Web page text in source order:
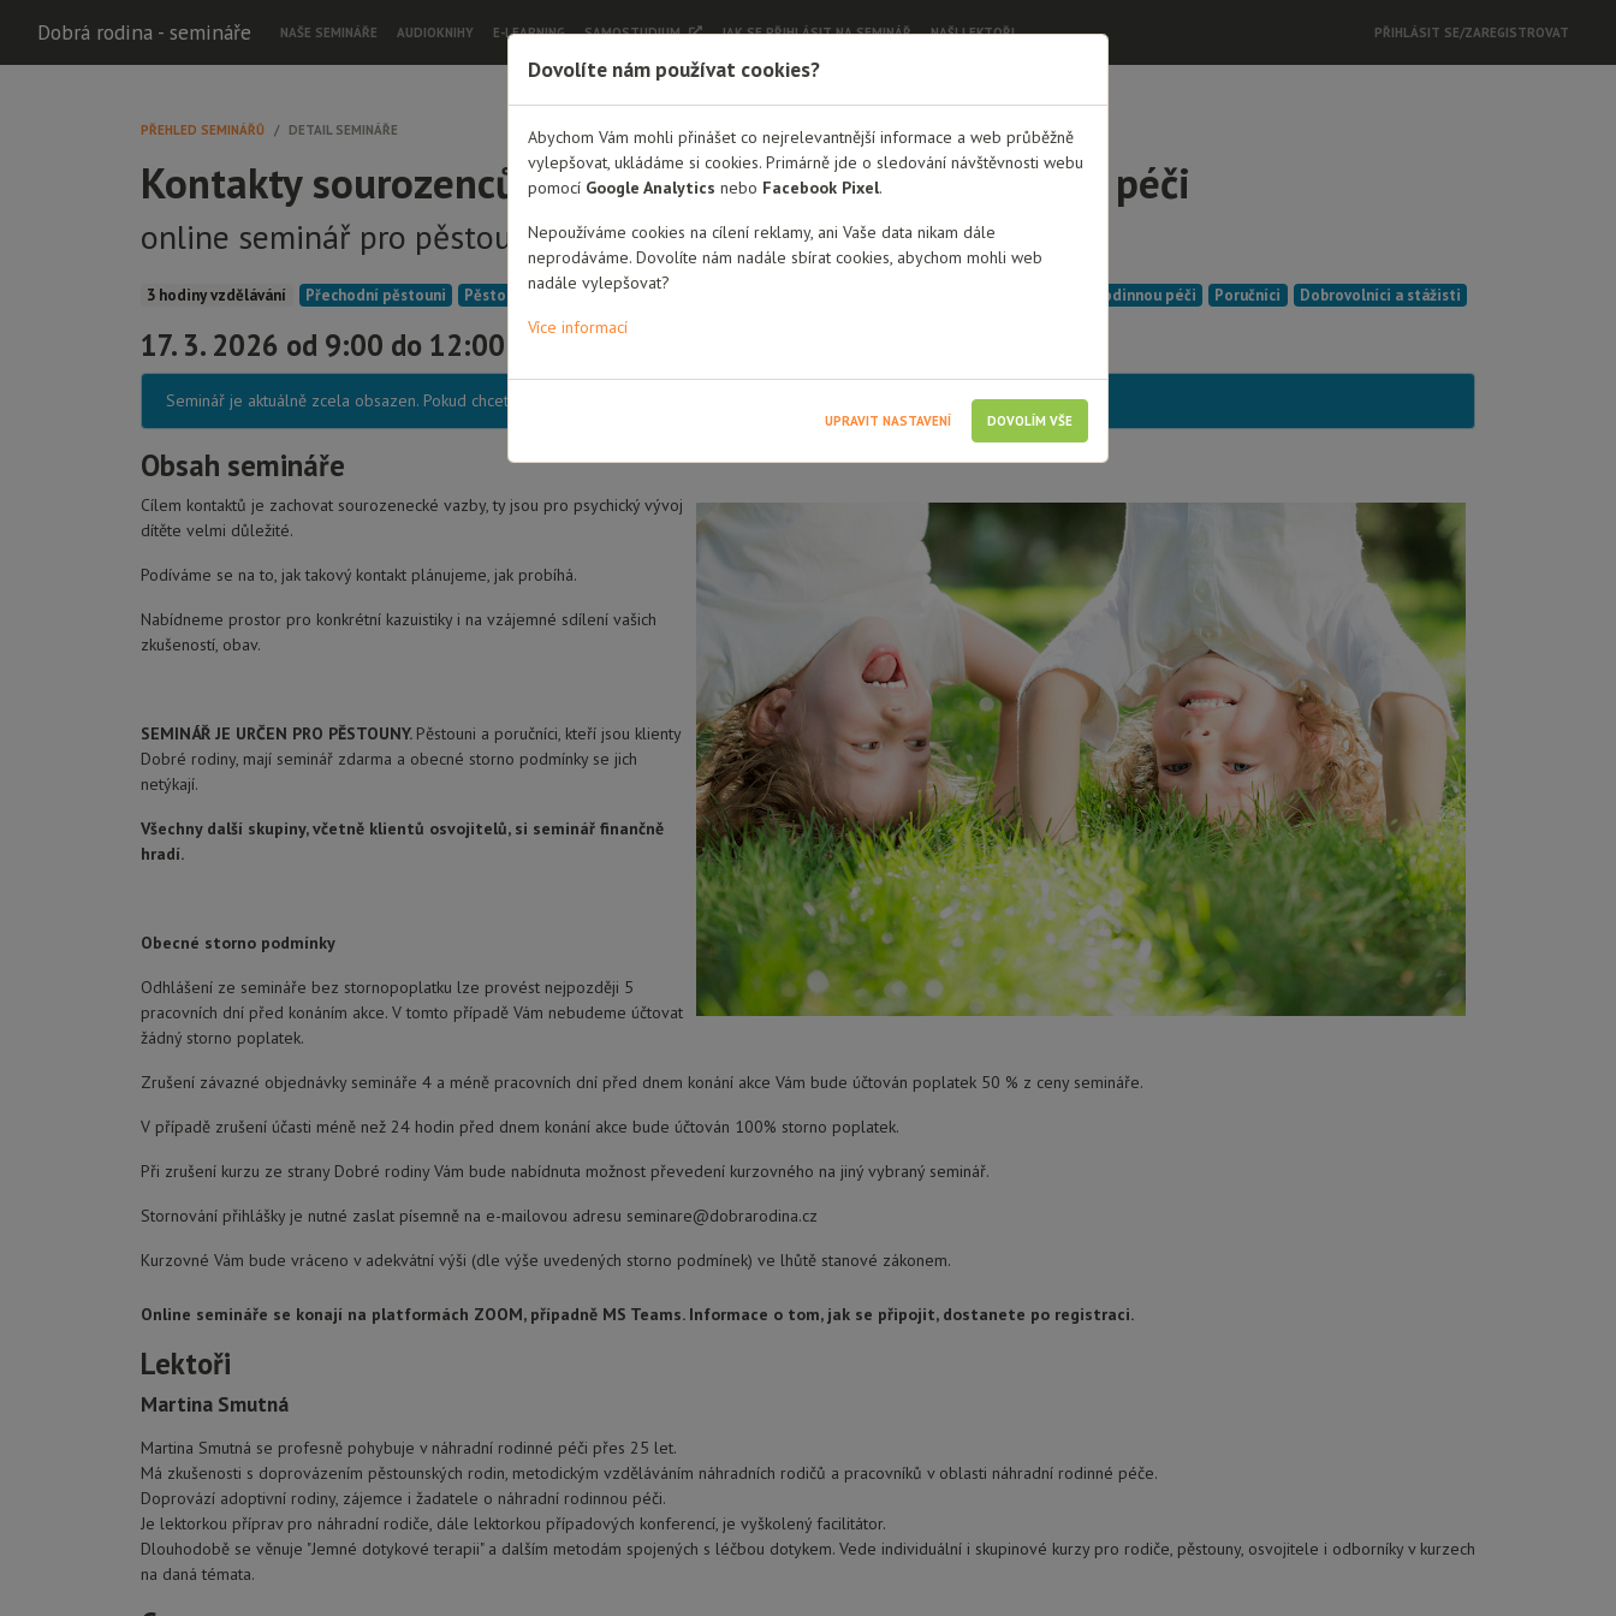
Dobrá rodina - semináře NAŠE SEMINÁŘE AUDIOKNIHY E-LEARNING SAMOSTUDIUM JAK SE PŘIHLÁSIT NA SEMINÁŘ NAŠI LEKTOŘI PŘIHLÁSIT SE/ZAREGISTROVAT
PŘEHLED SEMINÁŘŮ DETAIL SEMINÁŘE
Kontakty sourozenců vyrůstajících v náhradní rodinné péči
online seminář pro pěstouny
3 hodiny vzdělávání Přechodní pěstouni Pěstouni dlouhodobí Osvojitelé Zájemci/Žadatelé o náhradní rodinnou péči Poručníci Dobrovolníci a stážisti
17. 3. 2026 od 9:00 do 12:00 Online
Seminář je aktuálně zcela obsazen. Pokud chcete být informování o uvolnění místa, je třeba se nejprve přihlásit do systému.
Obsah semináře
Cílem kontaktů je zachovat sourozenecké vazby, ty jsou pro psychický vývoj
dítěte velmi důležité.
Podíváme se na to, jak takový kontakt plánujeme, jak probíhá.
Nabídneme prostor pro konkrétní kazuistiky i na vzájemné sdílení vašich
zkušeností, obav.
SEMINÁŘ JE URČEN PRO PĚSTOUNY. Pěstouni a poručníci, kteří jsou klienty
Dobré rodiny, mají seminář zdarma a obecné storno podmínky se jich
netýkají.
Všechny další skupiny, včetně klientů osvojitelů, si seminář finančně
hradí.
Obecné storno podmínky
Odhlášení ze semináře bez stornopoplatku lze provést nejpozději 5
pracovních dní před konáním akce. V tomto případě Vám nebudeme účtovat
žádný storno poplatek.
Zrušení závazné objednávky semináře 4 a méně pracovních dní před dnem konání akce Vám bude účtován poplatek 50 % z ceny semináře.
V případě zrušení účasti méně než 24 hodin před dnem konání akce bude účtován 100% storno poplatek.
Při zrušení kurzu ze strany Dobré rodiny Vám bude nabídnuta možnost převedení kurzovného na jiný vybraný seminář.
Stornování přihlášky je nutné zaslat písemně na e-mailovou adresu seminare@dobrarodina.cz
Kurzovné Vám bude vráceno v adekvátní výši (dle výše uvedených storno podmínek) ve lhůtě stanové zákonem.
Online semináře se konají na platformách ZOOM, případně MS Teams. Informace o tom, jak se připojit, dostanete po registraci.
Lektoři
Martina Smutná
Martina Smutná se profesně pohybuje v náhradní rodinné péči přes 25 let.
Má zkušenosti s doprovázením pěstounských rodin, metodickým vzděláváním náhradních rodičů a pracovníků v oblasti náhradní rodinné péče.
Doprovází adoptivní rodiny, zájemce i žadatele o náhradní rodinnou péči.
Je lektorkou příprav pro náhradní rodiče, dále lektorkou případových konferencí, je vyškolený facilitátor.
Dlouhodobě se věnuje "Jemné dotykové terapii" a dalším metodám spojených s léčbou dotykem. Vede individuální i skupinové kurzy pro rodiče, pěstouny, osvojitele i odborníky v kurzech
na daná témata.
Dovolíte nám používat cookies?
Abychom Vám mohli přinášet co nejrelevantnější informace a web průběžně
vylepšovat, ukládáme si cookies. Primárně jde o sledování návštěvnosti webu
pomocí Google Analytics nebo Facebook Pixel.
Nepoužíváme cookies na cílení reklamy, ani Vaše data nikam dále
neprodáváme. Dovolíte nám nadále sbírat cookies, abychom mohli web
nadále vylepšovat?
Více informací
UPRAVIT NASTAVENÍ DOVOLÍM VŠE